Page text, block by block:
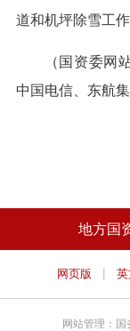
道和机坪除雪工作
（国资委网
中国电信、东航
地方国
网页版 |
网站管理：